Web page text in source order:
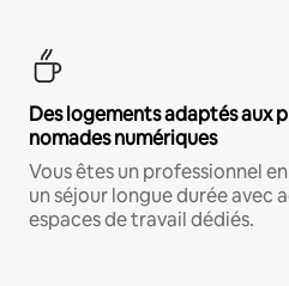
Des logements adaptés aux
nomades numériques
Vous êtes un professionnel
un séjour longue durée avec
espaces de travail dédiés.